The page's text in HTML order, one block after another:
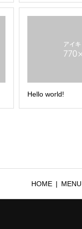
Hello world!
HOME MENU